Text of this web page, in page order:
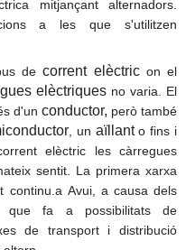
mitjançant alternadors.
a les que s'utilitzen
de corrent elèctric on el
elèctriques no varia. El
d'un conductor, però també
, un aïllant o fins i
elèctric les càrregues
sentit. La primera xarxa
continu.a Avui, a causa dels
que fa a possibilitats de
de transport i distribució